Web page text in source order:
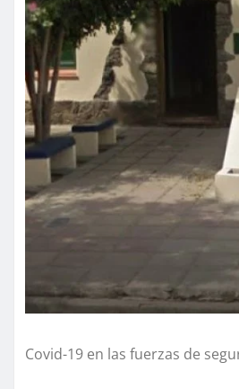
Covid-19 en las fuerzas de